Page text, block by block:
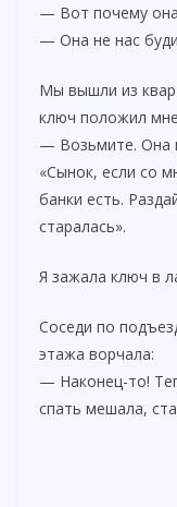
— Вот почему
— Она не нас
Мы вышли из
ключ положил мне
— Возьмите. Она
«Сынок, если со
банки есть.
старалась».
Я зажала ключ в
Соседи по
этажа ворчала:
— Наконец-то!
спать мешала,